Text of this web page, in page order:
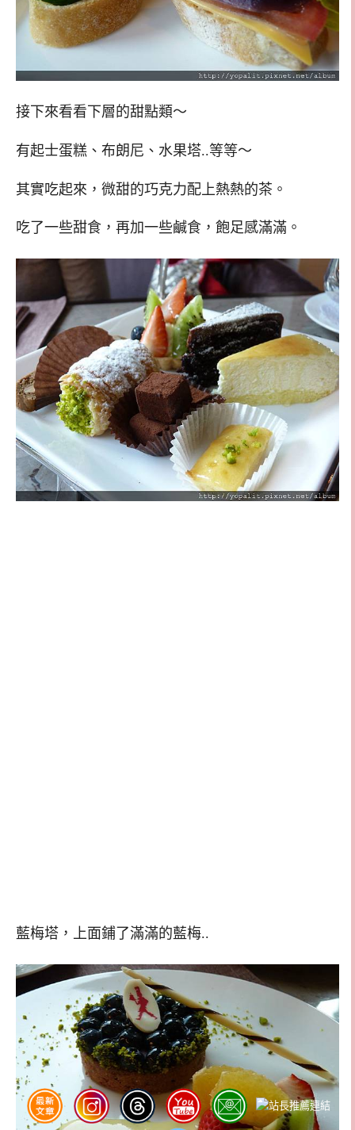
接下來看看下層的甜點類～
有起士蛋糕、布朗尼、水果塔..等等～
其實吃起來，微甜的巧克力配上熱熱的茶。
吃了一些甜食，再加一些鹹食，飽足感滿滿。
藍梅塔，上面鋪了滿滿的藍梅..